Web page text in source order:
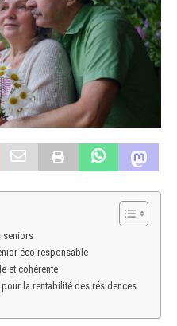
seniors
éco-responsable
et cohérente
la rentabilité des résidences